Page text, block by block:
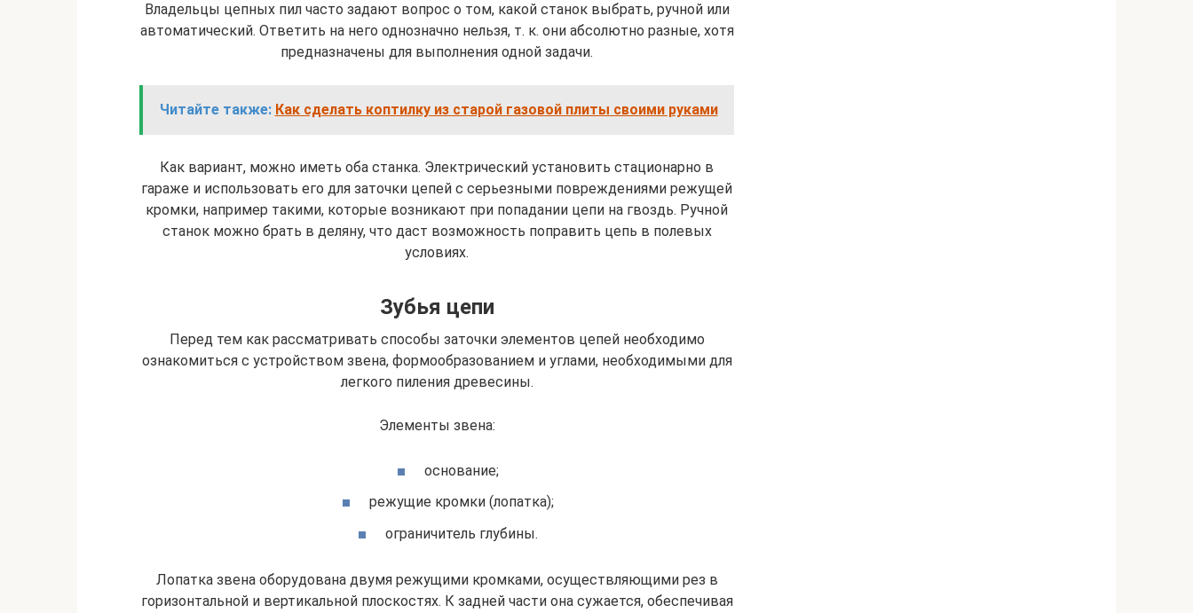
Владельцы цепных пил часто задают вопрос о том, какой станок выбрать, ручной или
автоматический. Ответить на него однозначно нельзя, т. к. они абсолютно разные, хотя
предназначены для выполнения одной задачи.
Читайте также: Как сделать коптилку из старой газовой плиты своими руками
Как вариант, можно иметь оба станка. Электрический установить стационарно в
гараже и использовать его для заточки цепей с серьезными повреждениями режущей
кромки, например такими, которые возникают при попадании цепи на гвоздь. Ручной
станок можно брать в деляну, что даст возможность поправить цепь в полевых
условиях.
Зубья цепи
Перед тем как рассматривать способы заточки элементов цепей необходимо
ознакомиться с устройством звена, формообразованием и углами, необходимыми для
легкого пиления древесины.
Элементы звена:
основание;
режущие кромки (лопатка);
ограничитель глубины.
Лопатка звена оборудована двумя режущими кромками, осуществляющими рез в
горизонтальной и вертикальной плоскостях. К задней части она сужается, обеспечивая